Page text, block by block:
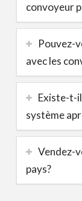
convoyeur
Pouvez-
avec les
Existe-t-
système
Vendez-
pays?